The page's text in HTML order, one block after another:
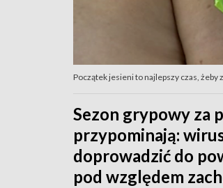
Początek jesieni to najlepszy czas, żeby
Sezon grypowy za
przypominają:
doprowadzić do
pod względem